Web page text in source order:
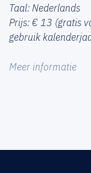
Taal: Nederlands
Prijs: € 13 (gratis
gebruik
Meer informatie